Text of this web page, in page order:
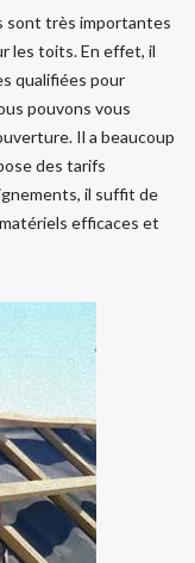
sont très importantes
les toits. En effet, il
qualifiées pour
pouvons vous
Il a beaucoup
des tarifs
il suffit de
efficaces et